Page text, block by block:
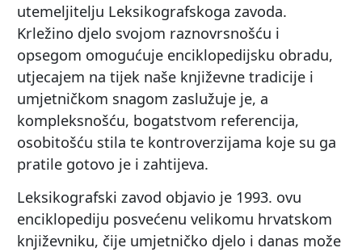
utemeljitelju Leksikografskoga zavoda.
Krležino djelo svojom raznovrsnošću i
opsegom omogućuje enciklopedijsku obradu,
utjecajem na tijek naše književne tradicije i
umjetničkom snagom zaslužuje je, a
kompleksnošću, bogatstvom referencija,
osobitošću stila te kontroverzijama koje su ga
pratile gotovo je i zahtijeva.
Leksikografski zavod objavio je 1993. ovu
enciklopediju posvećenu velikomu hrvatskom
književniku, čije umjetničko djelo i danas može